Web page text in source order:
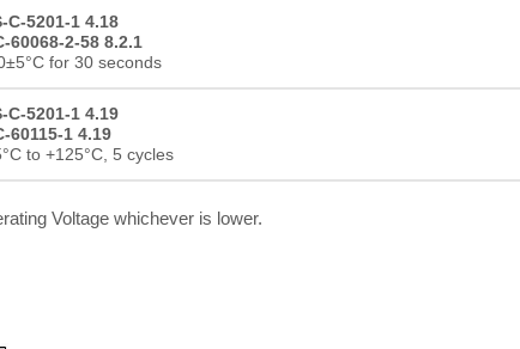
C-5201-1 4.18
60068-2-58 8.2.1
for 30 seconds
C-5201-1 4.19
60115-1 4.19
to +125°C, 5 cycles
Voltage whichever is lower.